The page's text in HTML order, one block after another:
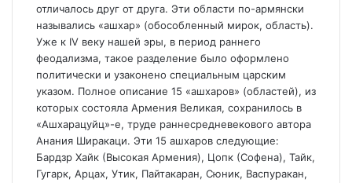
отличалось друг от друга. Эти области по-армянски
назывались «ашхар» (обособленный мирок, область).
Уже к IV веку нашей эры, в период раннего
феодализма, такое разделение было оформлено
политически и узаконено специальным царским
указом. Полное описание 15 «ашхаров» (областей), из
которых состояла Армения Великая, сохранилось в
«Ашхарацуйц»-е, труде раннесредневекового автора
Анания Ширакаци. Эти 15 ашхаров следующие:
Бардзр Хайк (Высокая Армения), Цопк (Софена), Тайк,
Гугарк, Арцах, Утик, Пайтакаран, Сюник, Васпуракан,